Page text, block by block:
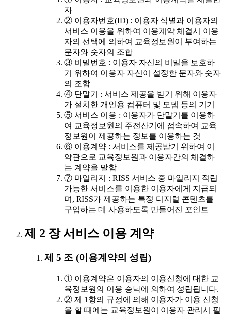
자
② 이용자번호(ID) : 이용자 식별과 이용자의
서비스 이용을 위하여 이용계약 체결시 이용
자의 선택에 의하여 교육정보원이 부여하는
문자와 숫자의 조합
③ 비밀번호 : 이용자 자신의 비밀을 보호하
기 위하여 이용자 자신이 설정한 문자와 숫자
의 조합
④ 단말기 : 서비스 제공을 받기 위해 이용자
가 설치한 개인용 컴퓨터 및 모뎀 등의 기기
⑤ 서비스 이용 : 이용자가 단말기를 이용하
여 교육정보원의 주전산기에 접속하여 교육
정보원이 제공하는 정보를 이용하는 것
⑥ 이용계약 : 서비스를 제공받기 위하여 이
약관으로 교육정보원과 이용자간의 체결하
는 계약을 말함
⑦ 마일리지 : RISS 서비스 중 마일리지 적립
가능한 서비스를 이용한 이용자에게 지급되
며, RISS가 제공하는 특정 디지털 콘텐츠를
구입하는 데 사용하도록 만들어진 포인트
제 2 장 서비스 이용 계약
제 5 조 (이용계약의 성립)
① 이용계약은 이용자의 이용신청에 대한 교
육정보원의 이용 승낙에 의하여 성립됩니다.
② 제 1항의 규정에 의해 이용자가 이용 신청
을 할 때에는 교육정보원이 이용자 관리시 필